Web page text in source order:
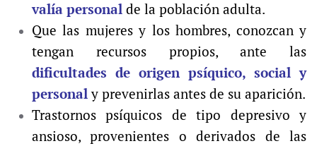
valía personal de la población adulta.
Que las mujeres y los hombres, conozcan y
tengan recursos propios, ante las
dificultades de origen psíquico, social y
personaly prevenirlas antes de su aparición.
Trastornos psíquicos de tipo depresivo y
ansioso, provenientes o derivados de las